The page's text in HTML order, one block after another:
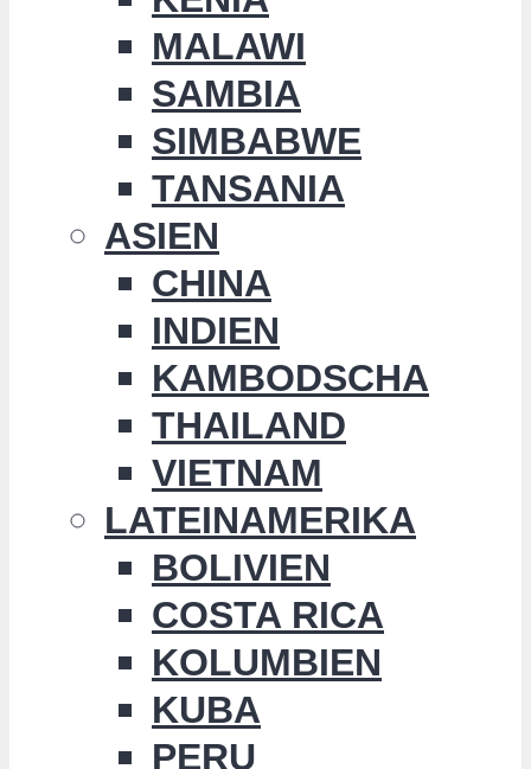
MALAWI
SAMBIA
SIMBABWE
TANSANIA
ASIEN
CHINA
INDIEN
KAMBODSCHA
THAILAND
VIETNAM
LATEINAMERIKA
BOLIVIEN
COSTA RICA
KOLUMBIEN
KUBA
PERU